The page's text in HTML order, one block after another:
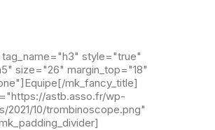
tag_name="h3" style="true"
size="26" margin_top="18"
mk_fancy_title]
astb.asso.fr/wp-
2021/10/trombinoscope.png"